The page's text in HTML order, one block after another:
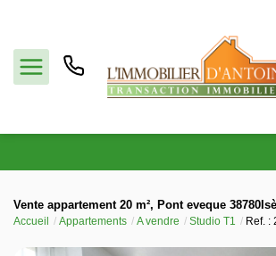
Vendre
Vente appartement 20 m², Pont eveque
Accueil Appartements A vendre Studio T1 Ref. :